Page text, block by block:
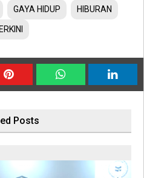
GAYA HIDUP HIBURAN
Posts